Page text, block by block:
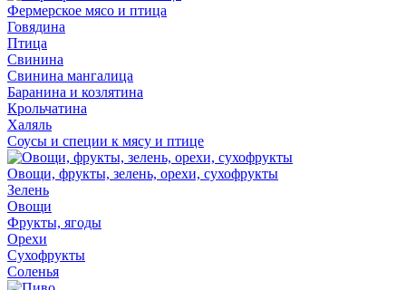
Фермерское мясо и птица
Говядина
Птица
Свинина
Свинина мангалица
Баранина и козлятина
Крольчатина
Халяль
Соусы и специи к мясу и птице
Овощи, фрукты, зелень, орехи, сухофрукты
Зелень
Овощи
Фрукты, ягоды
Орехи
Сухофрукты
Соленья